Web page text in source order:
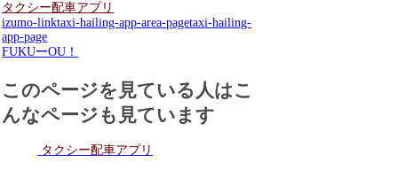
タクシー配車アプリ
izumo-linktaxi-hailing-app-area-pagetaxi-hailing-
app-page
FUKUーOU！
このページを見ている人はこ
んなページも見ています
タクシー配車アプリ